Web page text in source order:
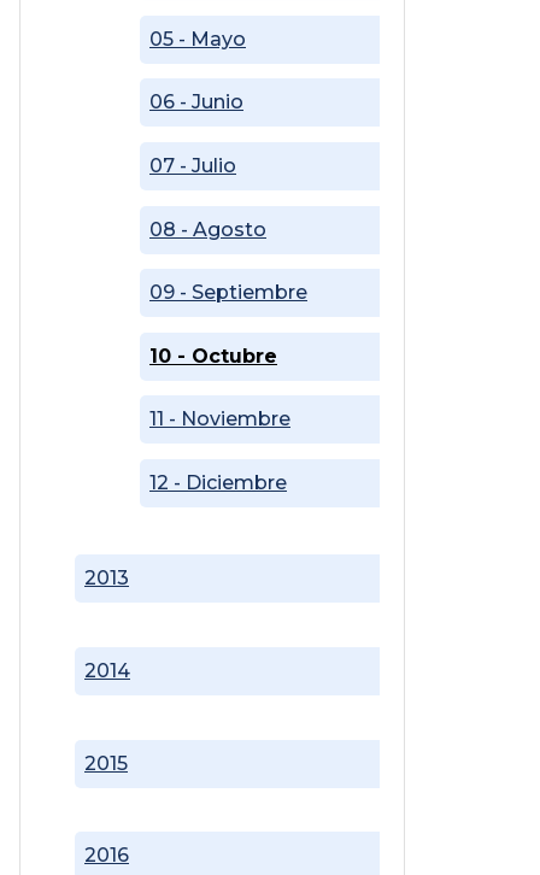
05 - Mayo
06 - Junio
07 - Julio
08 - Agosto
09 - Septiembre
10 - Octubre
11 - Noviembre
12 - Diciembre
2013
2014
2015
2016